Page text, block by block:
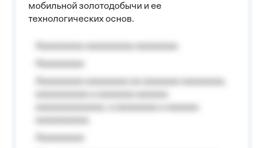
мобильной золотодобычи и ее
технологических основ.